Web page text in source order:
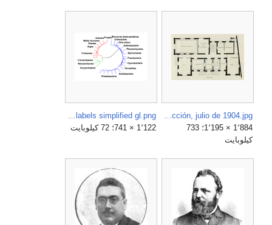
1٬884 × 1٬195؛ 733
كيلوبايت
1٬122 × 741؛ 72 كيلوبايت